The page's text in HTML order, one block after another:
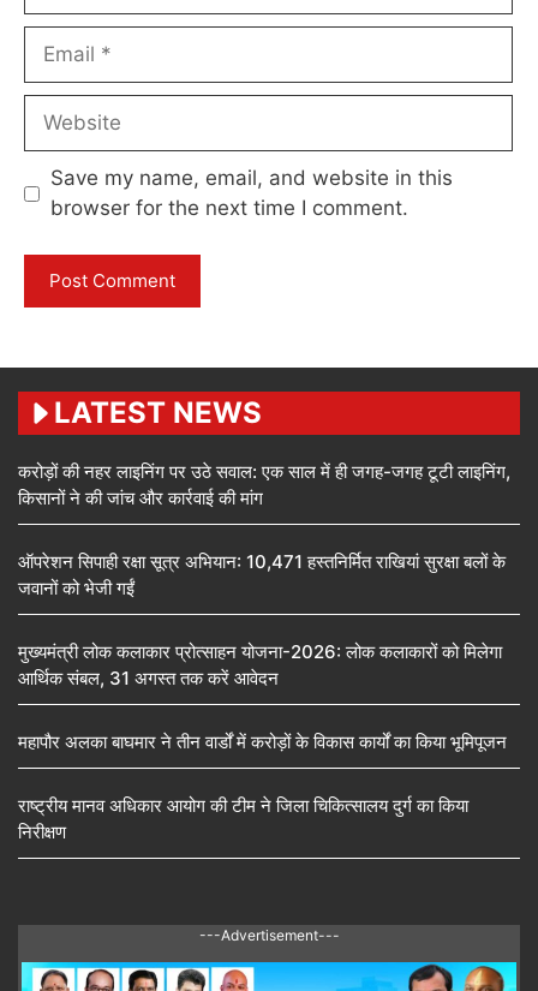
Email
Website
Save my name, email, and website in this
browser for the next time I comment.
LATEST NEWS
करोड़ों की नहर लाइनिंग पर उठे सवाल: एक साल में ही जगह-जगह टूटी लाइनिंग,
किसानों ने की जांच और कार्रवाई की मांग
ऑपरेशन सिपाही रक्षा सूत्र अभियान: 10,471 हस्तनिर्मित राखियां सुरक्षा बलों के
जवानों को भेजी गईं
मुख्यमंत्री लोक कलाकार प्रोत्साहन योजना-2026: लोक कलाकारों को मिलेगा
आर्थिक संबल, 31 अगस्त तक करें आवेदन
महापौर अलका बाघमार ने तीन वार्डों में करोड़ों के विकास कार्यों का किया भूमिपूजन
राष्ट्रीय मानव अधिकार आयोग की टीम ने जिला चिकित्सालय दुर्ग का किया
निरीक्षण
---Advertisement---